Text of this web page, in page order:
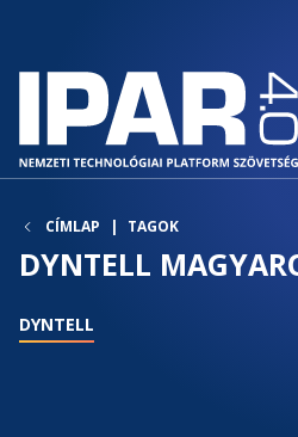
CÍMLAP TAGOK
DYNTELL
DYNTELL